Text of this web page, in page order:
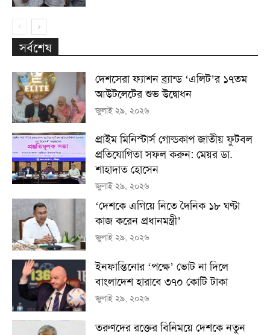
সর্বশেষ
দেশসেরা ফ্যাশন ব্র্যান্ড ‘এলিট’র ১৭তম
আউটলেটের শুভ উদ্বোধন
জুলাই ২৯, ২০২৬
প্রাইম মিনিস্টার্স গোল্ডকাপ জাতীয় ফুটবল
প্রতিযোগিতা সফল করুন: মেয়র ডা.
শাহাদাত হোসেন
জুলাই ২৯, ২০২৬
‘দেশকে এগিয়ে নিতে দৈনিক ১৮ ঘণ্টা
কাজ করেন প্রধানমন্ত্রী’
জুলাই ২৯, ২০২৬
ইনফান্তিনোর ‘পক্ষে’ ভোট না দিলে
বাংলাদেশ হারাবে ৩৭০ কোটি টাকা
জুলাই ২৯, ২০২৬
তরুণদের রক্তের বিনিময়ে দেশকে নতুন